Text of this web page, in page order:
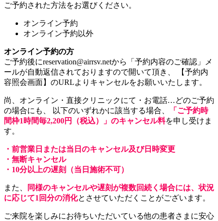
ご予約された方法をお選びください。
オンライン予約
オンライン予約以外
オンライン予約の方
ご予約後にreservation@airrsv.netから「予約内容のご確認」メ
ールが自動返信されておりますので開いて頂き、 【予約内
容照会画面】のURLよりキャンセルをお願いいたします。
尚、オンライン・直接クリニックにて・お電話…どのご予約
の場合にも、 以下のいずれかに該当する場合、
「ご予約時
間枠1時間毎2,200円（税込）」のキャンセル料を申し受けま
す。
・前営業日または当日のキャンセル及び日時変更
・無断キャンセル
・10分以上の遅刻（当日施術不可）
また、
同様のキャンセルや遅刻が複数回続く場合には、状況
に応じて1回分の消化とさせていただくことがございます。
ご来院を楽しみにお待ちいただいている他の患者さまに安心